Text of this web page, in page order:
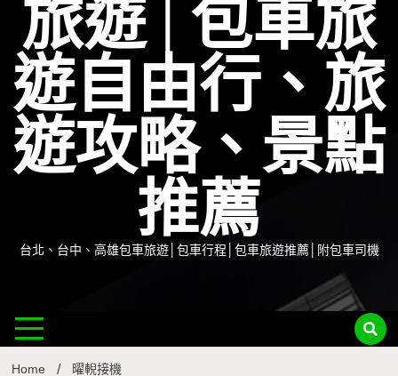
旅遊│包車旅
遊自由行、旅
遊攻略、景點
推薦
台北、台中、高雄包車旅遊│包車行程│包車旅遊推薦│附包車司機
Home 曜輗接機